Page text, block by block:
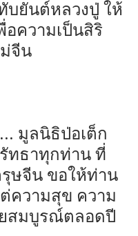
บยันต์หลวงปู่ ให้
ความเป็นสิริ
จีน
มูลนิธิป่อเต็ก
ทธาทุกท่าน ที่
ษจีน ขอให้ท่าน
ความสุข ความ
สมบูรณ์ตลอดปี